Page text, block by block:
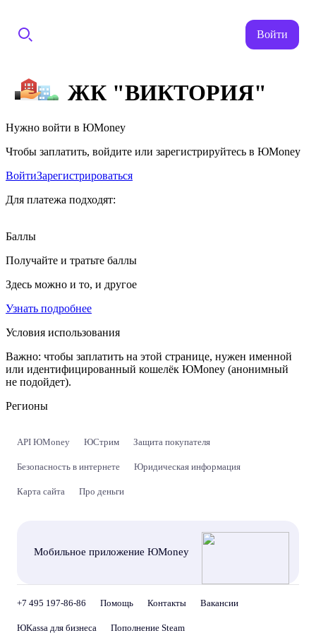
Войти
ЖК "ВИКТОРИЯ"
Нужно войти в ЮMoney
Чтобы заплатить, войдите или зарегистрируйтесь в ЮMoney
ВойтиЗарегистрироваться
Для платежа подходят:
Баллы
Получайте и тратьте баллы
Здесь можно и то, и другое
Узнать подробнее
Условия использования
Важно: чтобы заплатить на этой странице, нужен именной
или идентифицированный кошелёк ЮMoney (анонимный
не подойдет).
Регионы
API ЮMoney ЮСтрим Защита покупателя
Безопасность в интернете Юридическая информация
Карта сайта Про деньги
Мобильное приложение ЮMoney
+7 495 197-86-86 Помощь Контакты Вакансии
ЮKassa для бизнеса Пополнение Steam